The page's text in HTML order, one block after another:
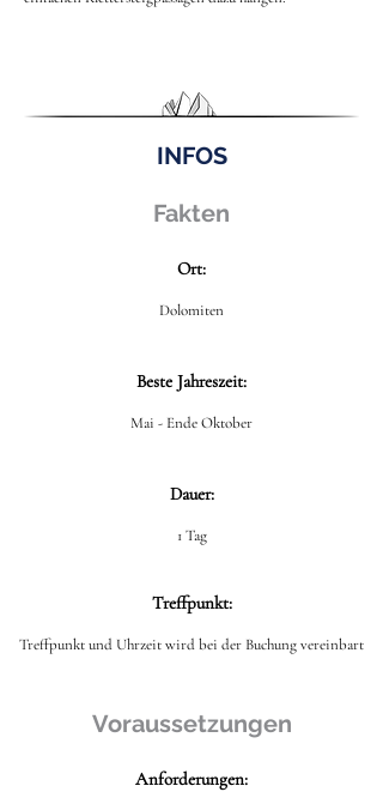
INFOS
Fakten
Ort:
Dolomiten
Beste Jahreszeit:
Mai - Ende Oktober
Dauer:
1 Tag
Treffpunkt:
Treffpunkt und Uhrzeit wird bei der Buchung vereinbart
Voraussetzungen
Anforderungen: